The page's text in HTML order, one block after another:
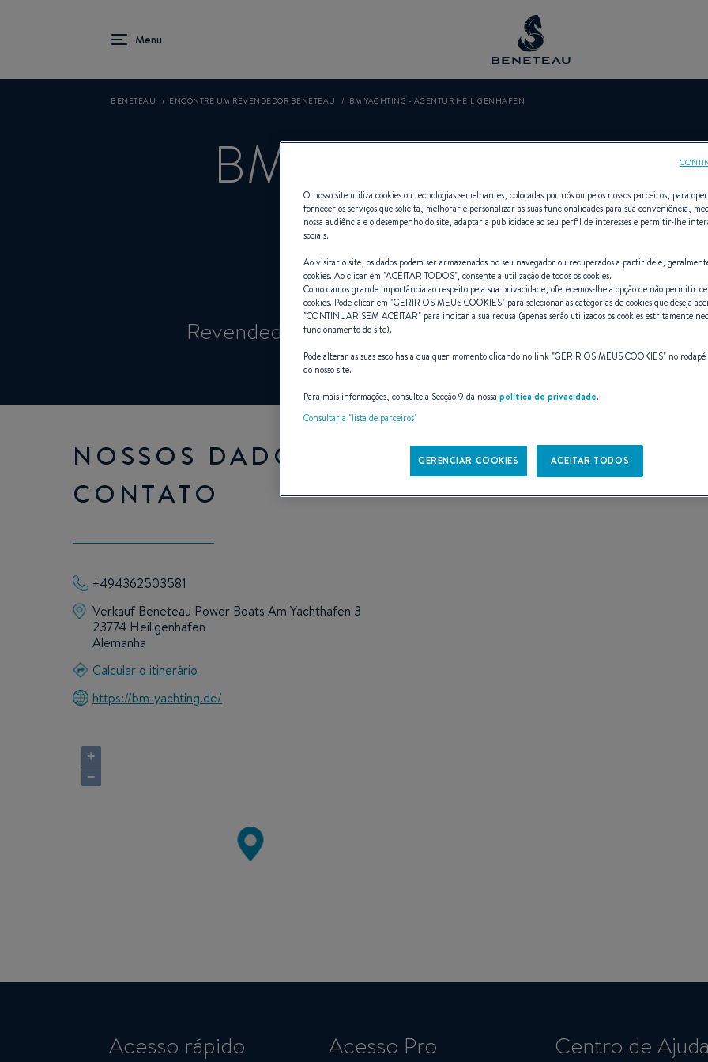
BENETEAU ENCONTRE UM REVENDEDOR BENETEAU BM YACHTING - AGENTUR HEILIGENHAFEN
BM YACHTING -
Revendedor Veleiros, A bordo, Fora de bordo,
NOSSOS DADOS DE
CONTATO
+494362503581
Verkauf Beneteau Power Boats Am Yachthafen 3
23774 Heiligenhafen
Alemanha
Calcular o itinerário
https://bm-yachting.de/
+
−
Acesso rápido Acesso Pro Centro de Ajuda
O nosso site utiliza cookies ou tecnologias semelhantes, colocadas por nós ou pelos nossos parceiros, para
fornecer os serviços que solicita, melhorar e personalizar as suas funcionalidades para sua conveniência,
nossa audiência e o desempenho do site, adaptar a publicidade ao seu perfil de interesses e permitir-lhe
sociais.
Ao visitar o site, os dados podem ser armazenados no seu navegador ou recuperados a partir dele,
cookies. Ao clicar em "ACEITAR TODOS", consente a utilização de todos os cookies.
Como damos grande importância ao respeito pela sua privacidade, oferecemos-lhe a opção de não permitir
cookies. Pode clicar em "GERIR OS MEUS COOKIES" para selecionar as categorias de cookies que deseja
"CONTINUAR SEM ACEITAR" para indicar a sua recusa (apenas serão utilizados os cookies estritamente
funcionamento do site).
Pode alterar as suas escolhas a qualquer momento clicando no link "GERIR OS MEUS COOKIES" no rodapé
do nosso site.
Para mais informações, consulte a Secção 9 da nossa política de privacidade.
Consultar a "lista de parceiros"
GERENCIAR COOKIES ACEITAR TODOS